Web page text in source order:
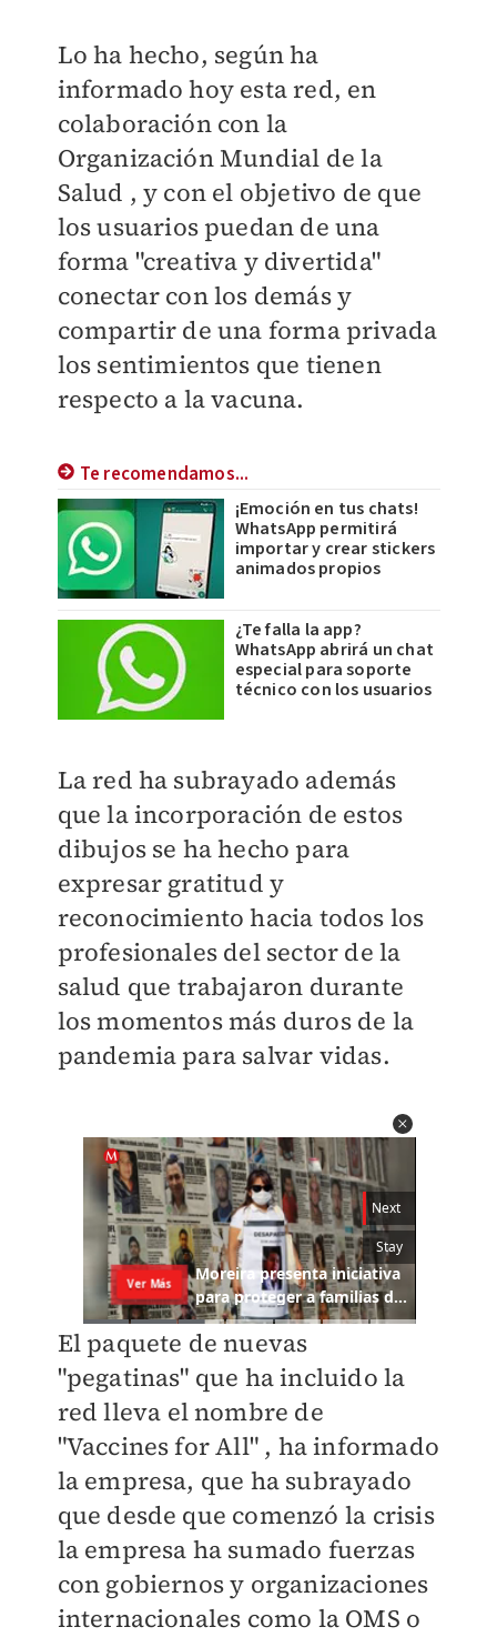
Lo ha hecho, según ha
informado hoy esta red, en
colaboración con la
Organización Mundial de la
Salud , y con el objetivo de que
los usuarios puedan de una
forma "creativa y divertida"
conectar con los demás y
compartir de una forma privada
los sentimientos que tienen
respecto a la vacuna.
Te recomendamos...
¡Emoción en tus chats!
WhatsApp permitirá
importar y crear stickers
animados propios
¿Te falla la app?
WhatsApp abrirá un chat
especial para soporte
técnico con los usuarios
La red ha subrayado además
que la incorporación de estos
dibujos se ha hecho para
expresar gratitud y
reconocimiento hacia todos los
profesionales del sector de la
salud que trabajaron durante
los momentos más duros de la
pandemia para salvar vidas.
El paquete de nuevas
"pegatinas" que ha incluido la
red lleva el nombre de
"Vaccines for All" , ha informado
la empresa, que ha subrayado
que desde que comenzó la crisis
la empresa ha sumado fuerzas
con gobiernos y organizaciones
internacionales como la OMS o